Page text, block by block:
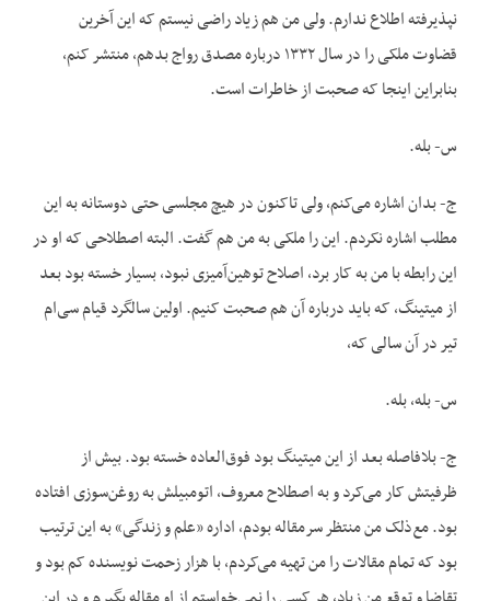
نپذیرفته اطلاع ندارم. ولی من هم زیاد راضی نیستم که این آخرین
قضاوت ملکی را در سال ۱۳۳۲ درباره مصدق رواج بدهم، منتشر کنم،
بنابراین اینجا که صحبت از خاطرات است.
س- بله.
ج- بدان اشاره می‌کنم، ولی تاکنون در هیچ مجلسی حتی دوستانه به این
مطلب اشاره نکردم. این را ملکی به من هم گفت. البته اصطلاحی که او در
این رابطه با من به کار برد، اصلاح توهین‌آمیزی نبود، بسیار خسته بود بعد
از میتینگ، که باید درباره آن هم صحبت کنیم. اولین سالگرد قیام سی‌ام
تیر در آن سالی که،
س- بله، بله.
ج- بلافاصله بعد از این میتینگ بود فوق‌العاده خسته بود. بیش از
ظرفیتش کار می‌کرد و به اصطلاح معروف، اتومبیلش به روغن‌سوزی افتاده
بود. مع‌ذلک من منتظر سرمقاله بودم، اداره «علم و زندگی» به این ترتیب
بود که تمام مقالات را من تهیه می‌کردم، با هزار زحمت نویسنده کم بود و